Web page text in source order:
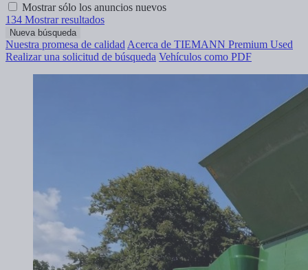
Mostrar sólo los anuncios nuevos
134 Mostrar resultados
Nueva búsqueda
Nuestra promesa de calidad Acerca de TIEMANN Premium Used
Realizar una solicitud de búsqueda Vehículos como PDF